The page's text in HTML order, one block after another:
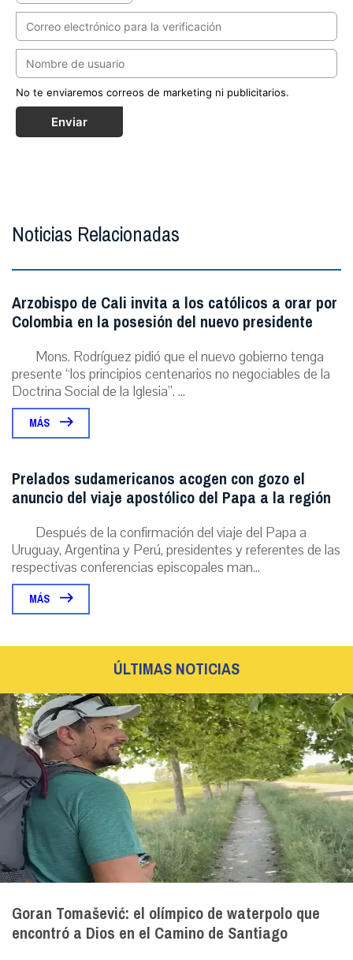
No te enviaremos correos de marketing ni publicitarios.
Enviar
Noticias Relacionadas
Arzobispo de Cali invita a los católicos a orar por
Colombia en la posesión del nuevo presidente
Mons. Rodríguez pidió que el nuevo gobierno tenga
presente “los principios centenarios no negociables de la
Doctrina Social de la Iglesia”. ...
MÁS
Prelados sudamericanos acogen con gozo el
anuncio del viaje apostólico del Papa a la región
Después de la confirmación del viaje del Papa a
Uruguay, Argentina y Perú, presidentes y referentes de las
respectivas conferencias episcopales man...
MÁS
ÚLTIMAS NOTICIAS
Goran Tomašević: el olímpico de waterpolo que
encontró a Dios en el Camino de Santiago